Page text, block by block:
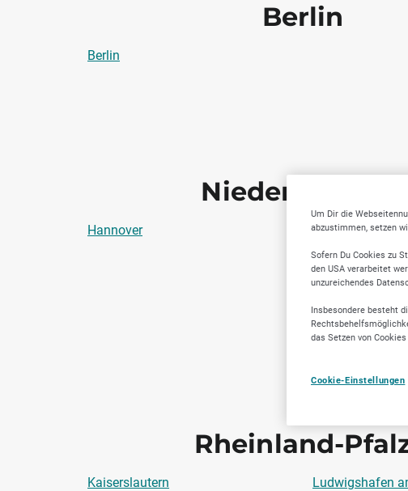
Berlin
Berlin
Niedersachsen
Hannover
Rheinland-
Kaiserslautern Ludwigshafen
Um Dir die
abzustimmen, setzen
Sofern Du Cookies zu
den USA verarbeitet
unzureichendes
Insbesondere besteht
das Setzen von
Cookie-Einstellungen